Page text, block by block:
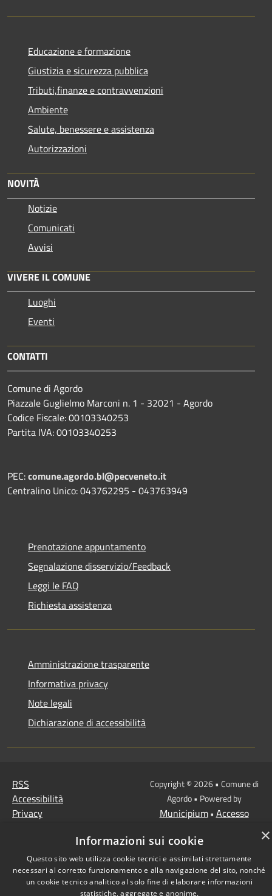
Educazione e formazione
Giustizia e sicurezza pubblica
Tributi,finanze e contravvenzioni
Ambiente
Salute, benessere e assistenza
Autorizzazioni
NOVITÀ
Notizie
Comunicati
Avvisi
VIVERE IL COMUNE
Luoghi
Eventi
CONTATTI
Comune di Agordo
Piazzale Guglielmo Marconi n. 1 - 32021 - Agordo
Codice Fiscale: 00103340253
Partita IVA: 00103340253
PEC:comune.agordo.bl@pecveneto.it
Centralino Unico: 043762295 - 043763949
Prenotazione appuntamento
Segnalazione disservizio/Feedback
Leggi le FAQ
Richiesta assistenza
Amministrazione trasparente
Informativa privacy
Note legali
Dichiarazione di accessibilità
RSS
Accessibilità
Privacy
Copyright © 2026 • Comune di
Agordo • Powered by
Municipium• Accesso
×
Informazioni sui cookie
Questo sito web utilizza cookie tecnici e assimilati strettamente
necessari al corretto funzionamento e alla navigazione del sito, nonché
un cookie tecnico analitico al solo fine di elaborare informazioni
statistiche, aggregate e anonime.